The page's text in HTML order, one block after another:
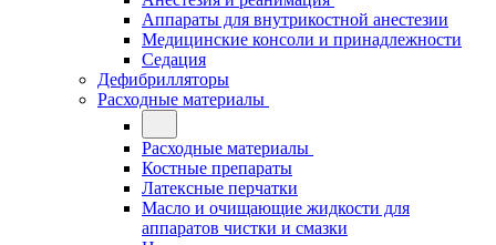
Аппараты для внутрикостной анестезии
Медицинские консоли и принадлежности
Седация
Дефибрилляторы
Расходные материалы
Расходные материалы
Костные препараты
Латексные перчатки
Масло и очищающие жидкости для
аппаратов чистки и смазки